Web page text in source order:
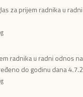
za prijem radnika u
radnika u radni odnos na
do godinu dana